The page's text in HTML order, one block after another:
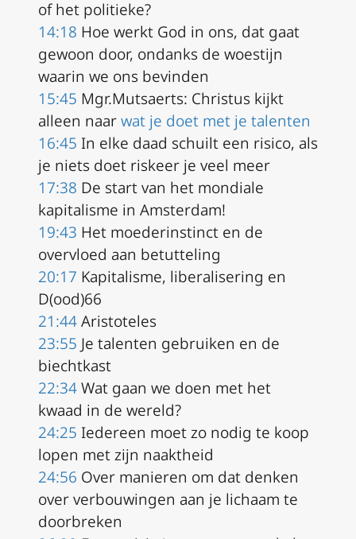
of het politieke?
14:18 Hoe werkt God in ons, dat gaat
gewoon door, ondanks de woestijn
waarin we ons bevinden
15:45 Mgr.Mutsaerts: Christus kijkt
alleen naarwat je doet met je talenten
16:45 In elke daad schuilt een risico, als
je niets doet riskeer je veel meer
17:38 De start van het mondiale
kapitalisme in Amsterdam!
19:43 Het moederinstinct en de
overvloed aan betutteling
20:17 Kapitalisme, liberalisering en
D(ood)66
21:44Aristoteles
23:55 Je talenten gebruiken en de
biechtkast
22:34Wat gaan we doen met het
kwaad in de wereld?
24:25 Iedereen moet zo nodig te koop
lopen met zijn naaktheid
24:56 Over manieren om dat denken
over verbouwingen aan je lichaam te
doorbreken